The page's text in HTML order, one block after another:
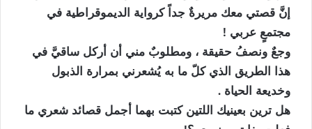
إنَّ قصتي معك مريرةٌ جداً كرواية الديموقراطية في
مجتمعٍ عربي !
وجعٌ ونصفُ حقيقة ، ومطلوبٌ مني أن أركل ساقيَّ في
هذا الطريق الذي كلّ ما به يُشعرني بمرارة الذبول
وخديعة الحياة .
هل ترين بعينيك اللتين كتبت بهما أجمل قصائد شعري ما